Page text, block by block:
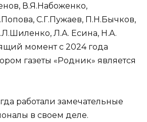
В.Я.Набоженко,
С.Г.Пужаев, П.Н.Бычков,
Л.А. Есина, Н.А.
момент с 2024 года
газеты «Родник» является
работали замечательные
в своем деле.